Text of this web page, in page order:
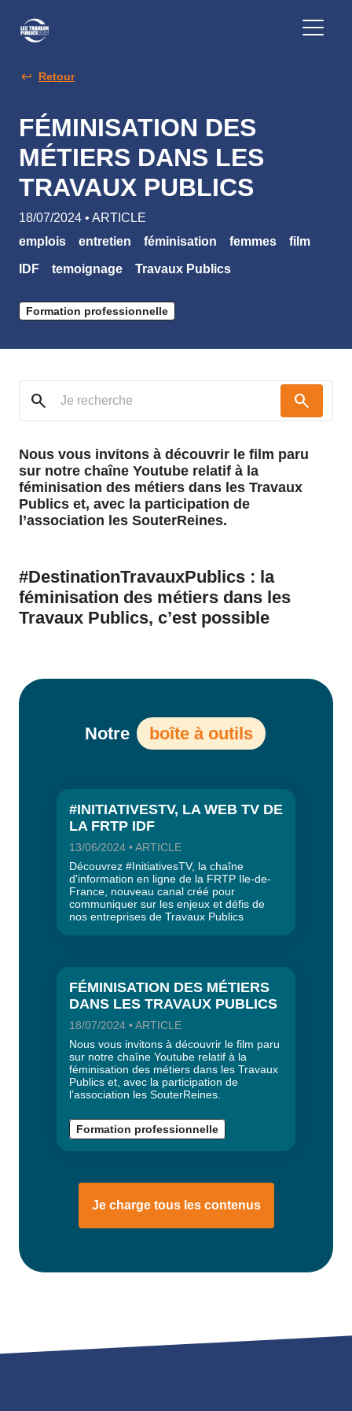
Retour
FÉMINISATION DES
MÉTIERS DANS LES
TRAVAUX PUBLICS
18/07/2024 • ARTICLE
emplois
entretien féminisation femmes film
IDF temoignage Travaux Publics
Formation professionnelle
search search
Nous vous invitons à découvrir le film paru
sur notre chaîne Youtube relatif à la
féminisation des métiers dans les Travaux
Publics et, avec la participation de
l’association les SouterReines.
#DestinationTravauxPublics : la
féminisation des métiers dans les
Travaux Publics, c’est possible
Notre boîte à outils
#INITIATIVESTV, LA WEB TV DE
LA FRTP IDF
13/06/2024 • ARTICLE
Découvrez #InitiativesTV, la chaîne
d'information en ligne de la FRTP Ile-de-
France, nouveau canal créé pour
communiquer sur les enjeux et défis de
nos entreprises de Travaux Publics
FÉMINISATION DES MÉTIERS
DANS LES TRAVAUX PUBLICS
18/07/2024 • ARTICLE
Nous vous invitons à découvrir le film paru
sur notre chaîne Youtube relatif à la
féminisation des métiers dans les Travaux
Publics et, avec la participation de
l’association les SouterReines.
Formation professionnelle
Je charge tous les contenus